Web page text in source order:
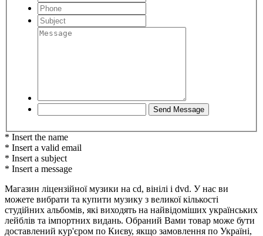
* Insert the name
* Insert a valid email
* Insert a subject
* Insert a message
Магазин ліцензійної музики на cd, вінілі і dvd. У нас ви
можете вибрати та купити музику з великої кількості
студійних альбомів, які виходять на найвідоміших українських
лейблів та імпортних видань. Обраний Вами товар може бути
доставлений кур'єром по Києву, якщо замовлення по Україні,